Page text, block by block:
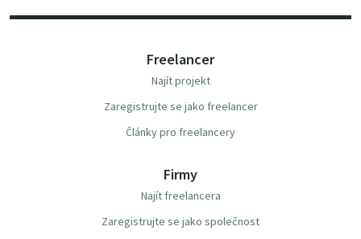
Freelancer
Najít projekt
Zaregistrujte se jako freelancer
Články pro freelancery
Firmy
Najít freelancera
Zaregistrujte se jako společnost